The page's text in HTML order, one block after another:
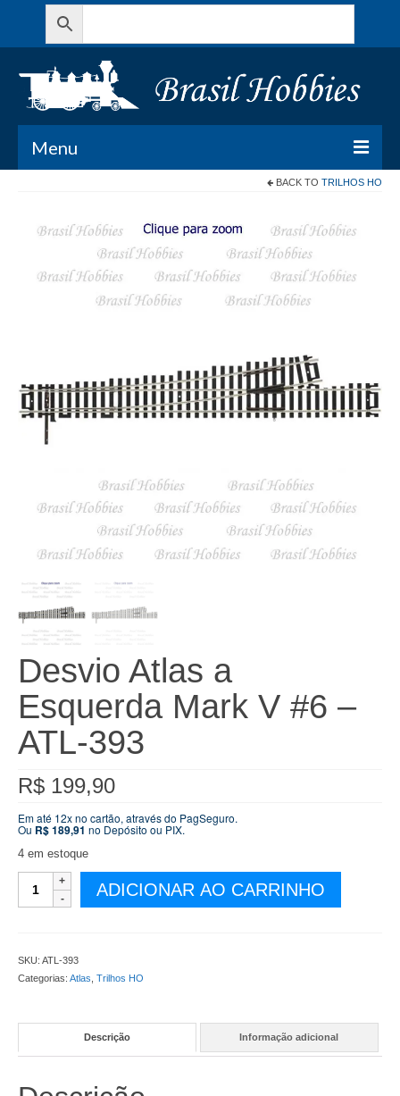
Menu
Meu Carrinho
Minha conta
BACK TO TRILHOS HO
Desvio Atlas a
Esquerda Mark V #6 –
ATL-393
R$ 199,90
Em até 12x no cartão, através do PagSeguro.
Ou R$189,91 no Depósito ou PIX.
4 em estoque
Atlas
ATL-
quantidade
ADICIONAR AO CARRINHO
SKU: ATL-393
Categorias: Atlas Trilhos HO
Descrição Informação adicional